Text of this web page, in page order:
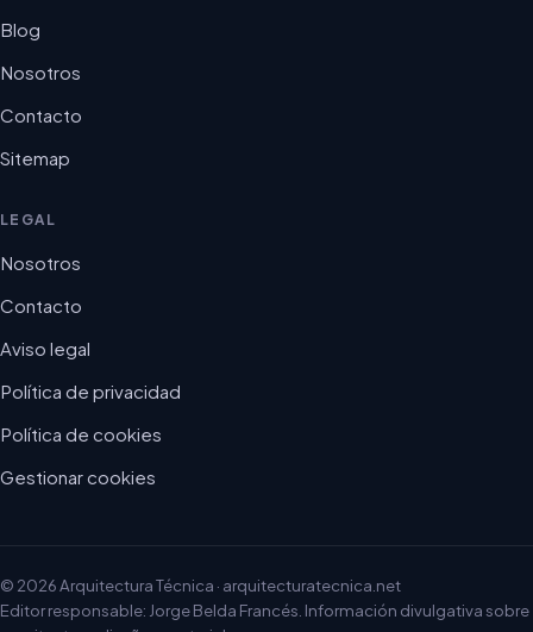
Blog
Nosotros
Contacto
Sitemap
LEGAL
Nosotros
Contacto
Aviso legal
Política de privacidad
Política de cookies
Gestionar cookies
© 2026 Arquitectura Técnica · arquitecturatecnica.net
Editor responsable: Jorge Belda Francés. Información divulgativa sobre